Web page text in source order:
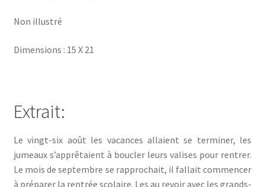
Non illustré
Dimensions : 15 X 21
Extrait:
Le vingt-six août les vacances allaient se terminer, les
jumeaux s’apprêtaient à boucler leurs valises pour rentrer.
Le mois de septembre se rapprochait, il fallait commencer
à préparer la rentrée scolaire. Les au revoir avec les grands-